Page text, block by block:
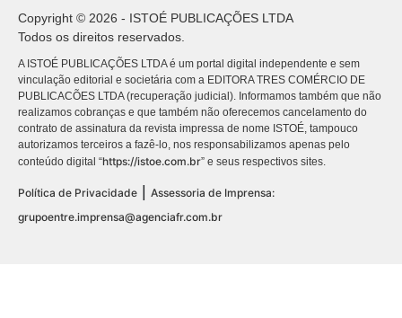
Copyright © 2026 - ISTOÉ PUBLICAÇÕES LTDA
Todos os direitos reservados.
A ISTOÉ PUBLICAÇÕES LTDA é um portal digital independente e sem
vinculação editorial e societária com a EDITORA TRES COMÉRCIO DE
PUBLICACÕES LTDA (recuperação judicial). Informamos também que não
realizamos cobranças e que também não oferecemos cancelamento do
contrato de assinatura da revista impressa de nome ISTOÉ, tampouco
autorizamos terceiros a fazê-lo, nos responsabilizamos apenas pelo
conteúdo digital “https://istoe.com.br” e seus respectivos sites.
Política de Privacidade
Assessoria de Imprensa:
grupoentre.imprensa@agenciafr.com.br